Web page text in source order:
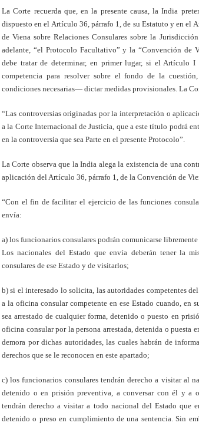
La Corte recuerda que, en la presente causa, la India
dispuesto en el Artículo 36, párrafo 1, de su Estatuto y en
de Viena sobre Relaciones Consulares sobre la
adelante, “el Protocolo Facultativo” y la “Convención de
debe tratar de determinar, en primer lugar, si el Artículo
competencia para resolver sobre el fondo de la
condiciones necesarias— dictar medidas provisionales. La
“Las controversias originadas por la interpretación o
a la Corte Internacional de Justicia, que a este título podrá
en la controversia que sea Parte en el presente Protocolo”.
La Corte observa que la India alega la existencia de una
aplicación del Artículo 36, párrafo 1, de la Convención de
“Con el fin de facilitar el ejercicio de las funciones
envía:
a) los funcionarios consulares podrán comunicarse
Los nacionales del Estado que envía deberán tener la
consulares de ese Estado y de visitarlos;
b) si el interesado lo solicita, las autoridades competentes
a la oficina consular competente en ese Estado cuando, en
sea arrestado de cualquier forma, detenido o puesto en
oficina consular por la persona arrestada, detenida o puesta
demora por dichas autoridades, las cuales habrán de
derechos que se le reconocen en este apartado;
c) los funcionarios consulares tendrán derecho a visitar al
detenido o en prisión preventiva, a conversar con él y a
tendrán derecho a visitar a todo nacional del Estado que
detenido o preso en cumplimiento de una sentencia. Sin